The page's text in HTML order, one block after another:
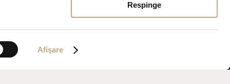
Afişare
Respinge